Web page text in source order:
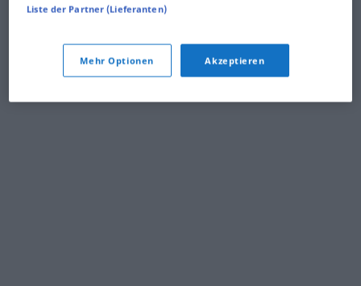
Liste der Partner (Lieferanten)
Mehr Optionen Akzeptieren